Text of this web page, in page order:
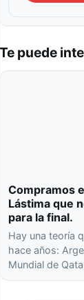
Te puede
Compramos
Lástima que
para la final.
Hay una teoría
hace años:
Mundial de